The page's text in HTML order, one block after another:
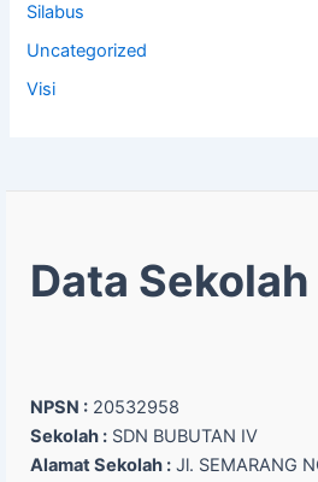
Silabus
Uncategorized
Visi
Data Sekolah
NPSN : 20532958
Sekolah : SDN BUBUTAN IV
Alamat Sekolah : Jl. SEMARANG